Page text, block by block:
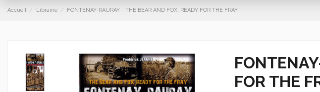
Accueil Librairie FONTENAY-RAURAY - THE BEAR AND FOX, READY FOR THE FRAY
FOR THE